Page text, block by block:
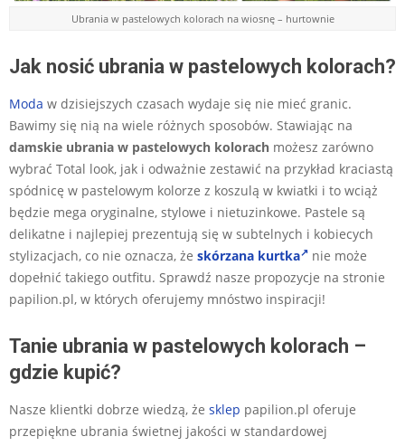
Ubrania w pastelowych kolorach na wiosnę – hurtownie
Jak nosić ubrania w pastelowych kolorach?
Moda w dzisiejszych czasach wydaje się nie mieć granic.
Bawimy się nią na wiele różnych sposobów. Stawiając na
damskie ubrania w pastelowych kolorach możesz zarówno
wybrać Total look, jak i odważnie zestawić na przykład kraciastą
spódnicę w pastelowym kolorze z koszulą w kwiatki i to wciąż
będzie mega oryginalne, stylowe i nietuzinkowe. Pastele są
delikatne i najlepiej prezentują się w subtelnych i kobiecych
stylizacjach, co nie oznacza, że skórzana kurtka
nie może
dopełnić takiego outfitu. Sprawdź nasze propozycje na stronie
papilion.pl, w których oferujemy mnóstwo inspiracji!
Tanie ubrania w pastelowych kolorach –
gdzie kupić?
Nasze klientki dobrze wiedzą, że sklep papilion.pl oferuje
przepiękne ubrania świetnej jakości w standardowej